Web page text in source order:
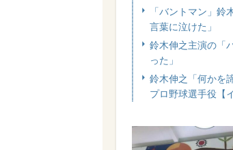
「バントマン」鈴
言葉に泣けた」
鈴木伸之主演の「
った」
鈴木伸之「何かを
プロ野球選手役【